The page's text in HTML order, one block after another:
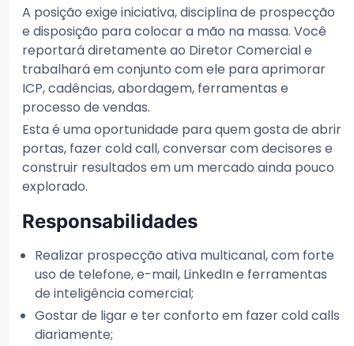
A posição exige iniciativa, disciplina de prospecção
e disposição para colocar a mão na massa. Você
reportará diretamente ao Diretor Comercial e
trabalhará em conjunto com ele para aprimorar
ICP, cadências, abordagem, ferramentas e
processo de vendas.
Esta é uma oportunidade para quem gosta de abrir
portas, fazer cold call, conversar com decisores e
construir resultados em um mercado ainda pouco
explorado.
Responsabilidades
Realizar prospecção ativa multicanal, com forte
uso de telefone, e-mail, LinkedIn e ferramentas
de inteligência comercial;
Gostar de ligar e ter conforto em fazer cold calls
diariamente;